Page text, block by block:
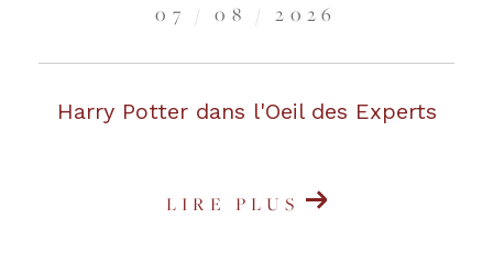
07 / 08 / 2026
Harry Potter dans l'Oeil des Experts
LIRE PLUS